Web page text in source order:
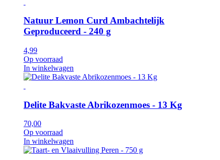
Natuur Lemon Curd Ambachtelijk
Geproduceerd - 240 g
4,99
Op voorraad
In winkelwagen
Delite Bakvaste Abrikozenmoes - 13 Kg
70,00
Op voorraad
In winkelwagen